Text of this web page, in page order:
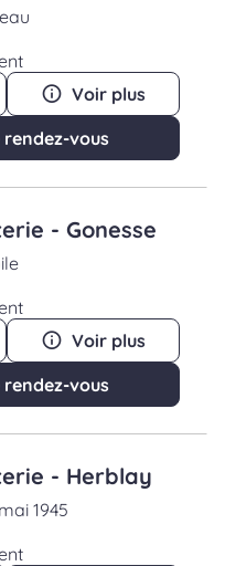
Voir plus
vous
- Gonesse
Voir plus
vous
- Herblay
1945